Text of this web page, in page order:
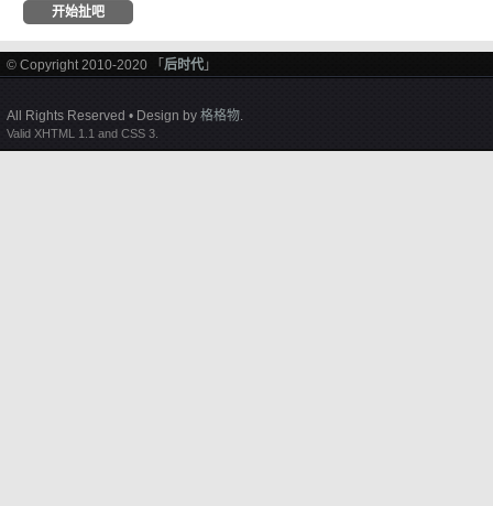
© Copyright 2010-2020 「 后时代 」
All Rights Reserved • Design by 格格物.
Valid XHTML 1.1 and CSS 3.